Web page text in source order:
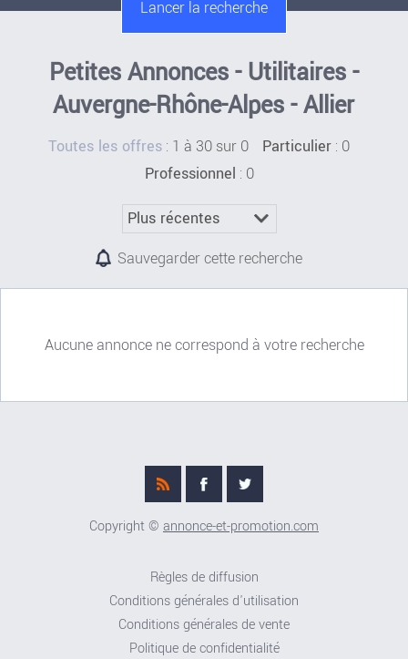
Petites Annonces - Utilitaires -
Auvergne-Rhône-Alpes - Allier
Toutes les offres : 1 à 30 sur 0 Particulier : 0
Professionnel : 0
Sauvegarder cette recherche
Aucune annonce ne correspond à votre recherche
Copyright © annonce-et-promotion.com
Règles de diffusion
Conditions générales d'utilisation
Conditions générales de vente
Politique de confidentialité